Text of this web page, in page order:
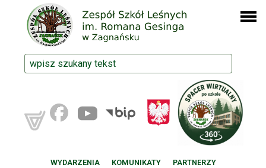
WYDARZENIA KOMUNIKATY PARTNERZY